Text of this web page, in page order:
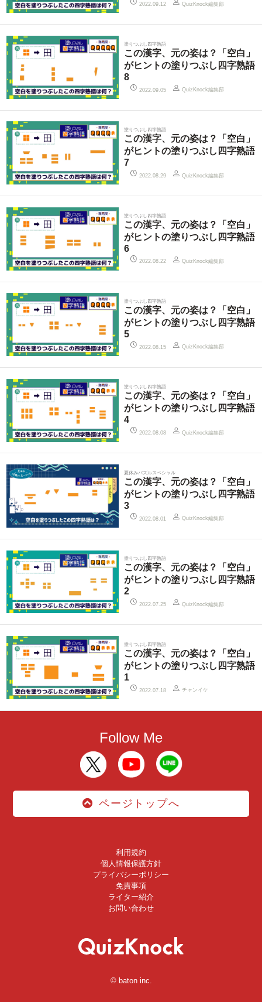
2022.09.12 QuizKnock編集部
塗りつぶし四字熟語
この漢字、元の姿は？「空白」
がヒントの塗りつぶし四字熟語
8
2022.09.05 QuizKnock編集部
塗りつぶし四字熟語
この漢字、元の姿は？「空白」
がヒントの塗りつぶし四字熟語
7
2022.08.29 QuizKnock編集部
塗りつぶし四字熟語
この漢字、元の姿は？「空白」
がヒントの塗りつぶし四字熟語
6
2022.08.22 QuizKnock編集部
塗りつぶし四字熟語
この漢字、元の姿は？「空白」
がヒントの塗りつぶし四字熟語
5
2022.08.15 QuizKnock編集部
塗りつぶし四字熟語
この漢字、元の姿は？「空白」
がヒントの塗りつぶし四字熟語
4
2022.08.08 QuizKnock編集部
夏休みパズルスペシャル
この漢字、元の姿は？「空白」
がヒントの塗りつぶし四字熟語
3
2022.08.01 QuizKnock編集部
塗りつぶし四字熟語
この漢字、元の姿は？「空白」
がヒントの塗りつぶし四字熟語
2
2022.07.25 QuizKnock編集部
塗りつぶし四字熟語
この漢字、元の姿は？「空白」
がヒントの塗りつぶし四字熟語
1
2022.07.18 チャンイケ
Follow Me
ページトップへ
利用規約
個人情報保護方針
プライバシーポリシー
免責事項
ライター紹介
お問い合わせ
© baton inc.